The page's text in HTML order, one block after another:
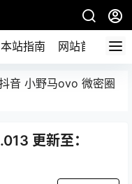
本站指南 网站首页
音 小野马ovo 微密圈
更新至：